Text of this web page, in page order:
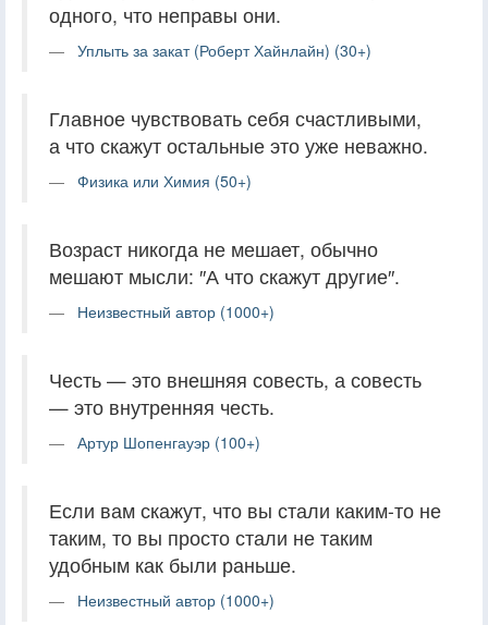
одного, что неправы они.
Уплыть за закат (Роберт Хайнлайн) (30+)
Главное чувствовать себя счастливыми,
а что скажут остальные это уже неважно.
Физика или Химия (50+)
Возраст никогда не мешает, обычно
мешают мысли: ″А что скажут другие″.
Неизвестный автор (1000+)
Честь — это внешняя совесть, а совесть
— это внутренняя честь.
Артур Шопенгауэр (100+)
Если вам скажут, что вы стали каким-то не
таким, то вы просто стали не таким
удобным как были раньше.
Неизвестный автор (1000+)